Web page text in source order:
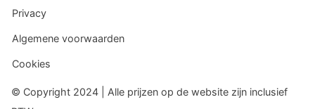
© Copyright 2024 | Alle prijzen op de website zijn inclusief
Privacy
Algemene voorwaarden
Cookies